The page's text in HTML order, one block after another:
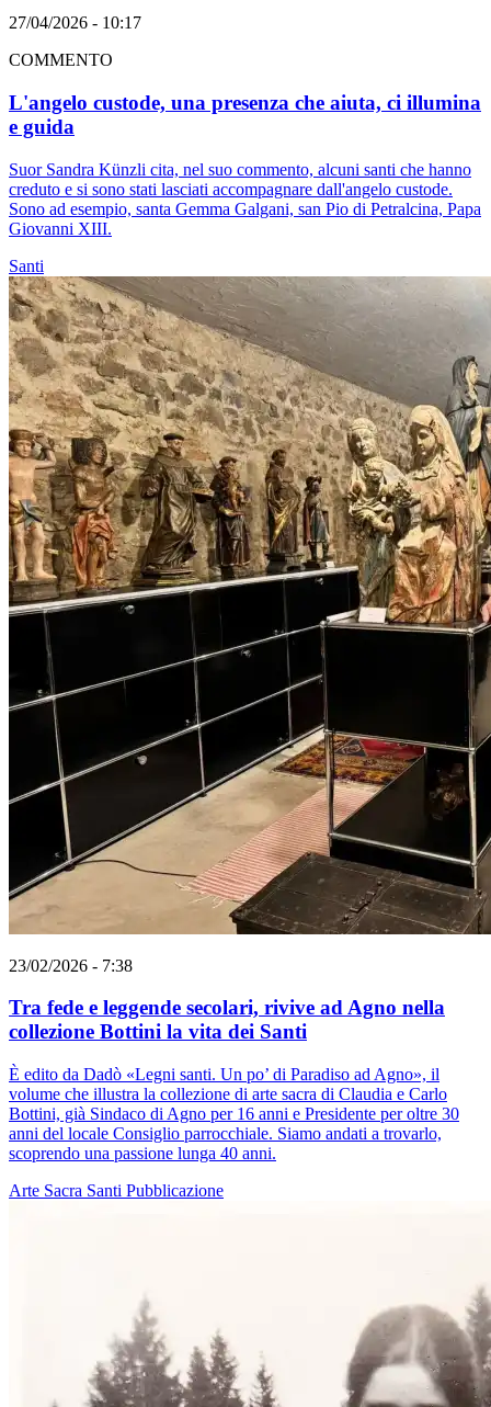
27/04/2026 - 10:17
COMMENTO
L'angelo custode, una presenza che aiuta, ci illumina
e guida
Suor Sandra Künzli cita, nel suo commento, alcuni santi che hanno
creduto e si sono stati lasciati accompagnare dall'angelo custode.
Sono ad esempio, santa Gemma Galgani, san Pio di Petralcina, Papa
Giovanni XIII.
Santi
23/02/2026 - 7:38
Tra fede e leggende secolari, rivive ad Agno nella
collezione Bottini la vita dei Santi
È edito da Dadò «Legni santi. Un po’ di Paradiso ad Agno», il
volume che illustra la collezione di arte sacra di Claudia e Carlo
Bottini, già Sindaco di Agno per 16 anni e Presidente per oltre 30
anni del locale Consiglio parrocchiale. Siamo andati a trovarlo,
scoprendo una passione lunga 40 anni.
Arte Sacra Santi Pubblicazione